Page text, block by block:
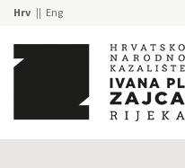
Hrv Eng